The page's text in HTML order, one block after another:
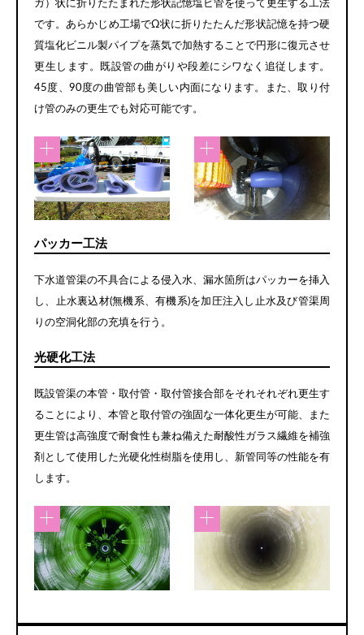
ガ）状に折りたたまれた形状記憶塩ビ管を使って更生する工法
です。あらかじめ工場でΩ状に折りたたんだ形状記憶を持つ硬
質塩化ビニル製パイプを蒸気で加熱することで円形に復元させ
更生します。既設管の曲がりや段差にシワなく追従します。
45度、90度の曲管部も美しい内面になります。また、取り付
け管のみの更生でも対応可能です。
パッカー工法
下水道管渠の不具合による侵入水、漏水箇所はパッカーを挿入
し、止水裏込材(無機系、有機系)を加圧注入し止水及び管渠周
りの空洞化部の充填を行う。
光硬化工法
既設管渠の本管・取付管・取付管接合部をそれそれぞれ更生す
ることにより、本管と取付管の強固な一体化更生が可能、また
更生管は高強度で耐食性も兼ね備えた耐酸性ガラス繊維を補強
剤として使用した光硬化性樹脂を使用し、新管同等の性能を有
します。